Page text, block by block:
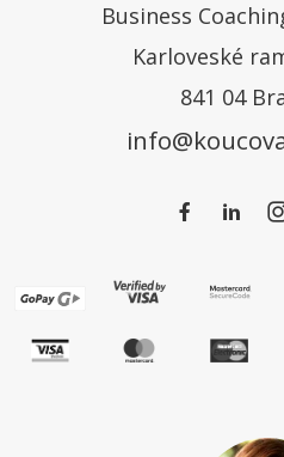
Business
Karloveské
841 04